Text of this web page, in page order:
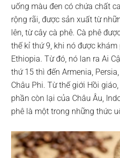
uống màu đen có chứa chất
rộng rãi, được sản xuất từ
lên, từ cây cà phê. Cà phê
thế kỉ thứ 9, khi nó được
Ethiopia. Từ đó, nó lan ra Ai
thứ 15 thì đến Armenia,
Châu Phi. Từ thế giới Hồi
phần còn lại của Châu Âu,
phê là một trong những thức